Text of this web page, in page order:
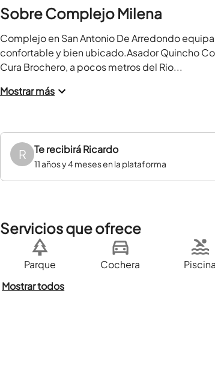
Sobre Complejo Milena
Complejo en San Antonio De Arredondo
confortable y bien ubicado.Asador Quincho
Cura Brochero, a pocos metros del Rio...
Mostrar más
R Te recibiráRicardo
11 años y 4 meses en la plataforma
Servicios que ofrece
Parque Cochera Piscina
Mostrar todos